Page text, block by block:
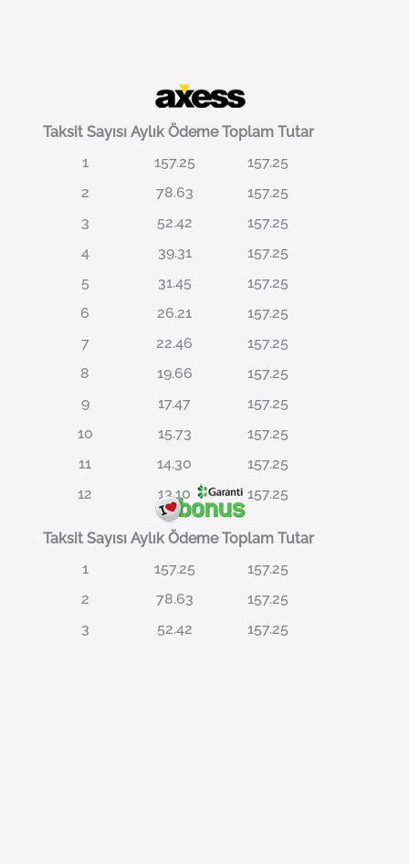
Taksit Sayısı Aylık Ödeme Toplam Tutar
1
157.25
157.25
2
78.63
157.25
3
52.42
157.25
4
39.31
157.25
5
31.45
157.25
6
26.21
157.25
7
22.46
157.25
8
19.66
157.25
9
17.47
157.25
10
15.73
157.25
11
14.30
157.25
12
13.10 157.25
Taksit Sayısı Aylık Ödeme Toplam Tutar
1
157.25
157.25
2
78.63
157.25
3
52.42 157.25